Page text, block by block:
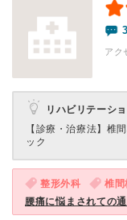
アク
リハビリテーシ
【診療・治療法】 椎
ック
整形外科 椎間
腰痛に悩まされての